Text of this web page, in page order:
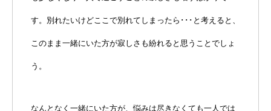
す。別れたいけどここで別れてしまったら･･･と考えると、
このまま一緒にいた方が寂しさも紛れると思うことでしょ
う。
なんとなく一緒にいた方が、悩みは尽きなくても一人では